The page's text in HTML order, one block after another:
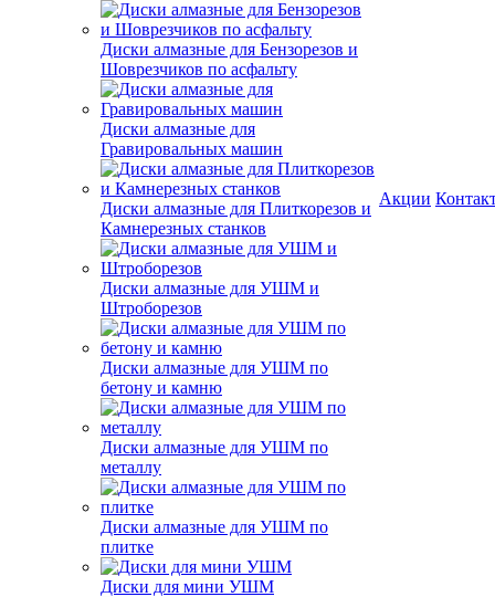
Диски алмазные для Бензорезов и
Шоврезчиков по асфальту
Диски алмазные для
Гравировальных машин
Диски алмазные для Плиткорезов и
Камнерезных станков
Диски алмазные для УШМ и
Штроборезов
Диски алмазные для УШМ по
бетону и камню
Диски алмазные для УШМ по
металлу
Диски алмазные для УШМ по
плитке
Диски для мини УШМ
Акции